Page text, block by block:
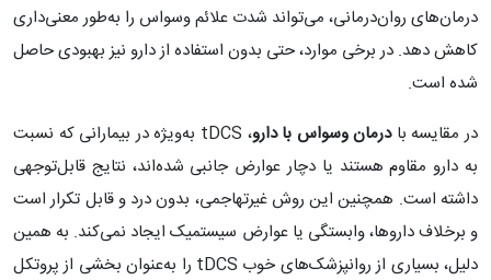
درمان‌های روان‌درمانی، می‌تواند شدت علائم وسواس را به‌طور معنی‌داری
کاهش دهد. در برخی موارد، حتی بدون استفاده از دارو نیز بهبودی حاصل
شده است.
در مقایسه بادرمان وسواس با دارو
، tDCS به‌ویژه در بیمارانی که نسبت
به دارو مقاوم هستند یا دچار عوارض جانبی شده‌اند، نتایج قابل‌توجهی
داشته است. همچنین این روش غیرتهاجمی، بدون درد و قابل تکرار است
و برخلاف داروها، وابستگی یا عوارض سیستمیک ایجاد نمی‌کند. به همین
دلیل، بسیاری از روانپزشک‌های خوب tDCS را به‌عنوان بخشی از پروتکل